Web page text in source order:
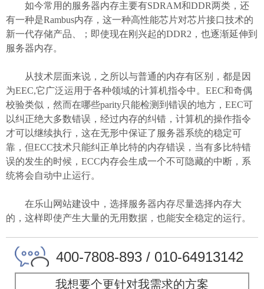
如今常用的服务器内存主要有SDRAM和DDR两类，还
有一种是Rambus内存，这一种高性能芯片对芯片接口技术的
新一代存储产品、；即使现在刚兴起的DDR2，也逐渐延伸到
服务器内存。
从技术层面来说，之所以与普通的内存有区别，都是因
为EEC,它广泛运用于各种领域的计算机指令中。EEC和奇偶
校验类似，然而在哪些parity只能检测到错误的地方，EEC可
以纠正绝大多数错误，经过内存的纠错，计算机的操作指令
才可以继续执行，这在无形中保证了服务器系统的稳定可
靠，但ECC技术只能纠正单比特的内存错误，当有多比特错
误的发生的时候，ECC内存会生成一个不可隐藏的中断，系
统将会自动中止运行。
在乐山网站建设中，选择服务器内存尽量选择内存大
的，这样即使产生大量的无用数据，也能安全稳定的运行。
400-7808-893 / 010-64913142
我想要个更针对我需求的方案